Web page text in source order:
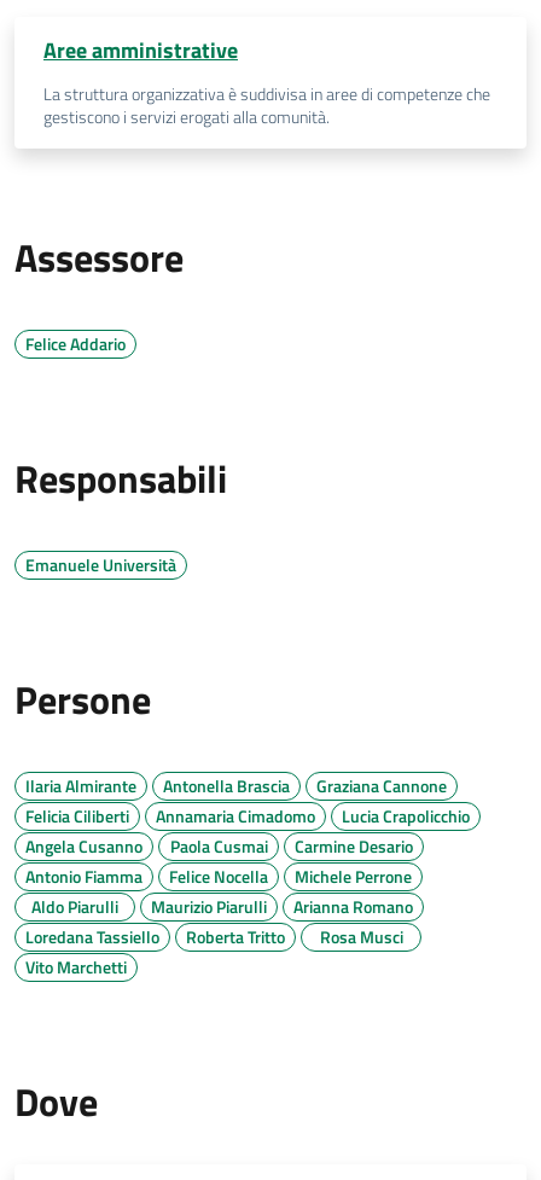
Aree amministrative
La struttura organizzativa è suddivisa in aree di competenze che
gestiscono i servizi erogati alla comunità.
Assessore
Felice Addario
Responsabili
Emanuele Università
Persone
Ilaria Almirante Antonella Brascia
Graziana Cannone
Felicia Ciliberti
Annamaria Cimadomo
Lucia Crapolicchio
Angela Cusanno
Paola Cusmai
Carmine Desario
Antonio Fiamma
Felice Nocella
Michele Perrone
Aldo Piarulli
Maurizio Piarulli
Arianna Romano
Loredana Tassiello
Roberta Tritto
Rosa Musci
Vito Marchetti
Dove